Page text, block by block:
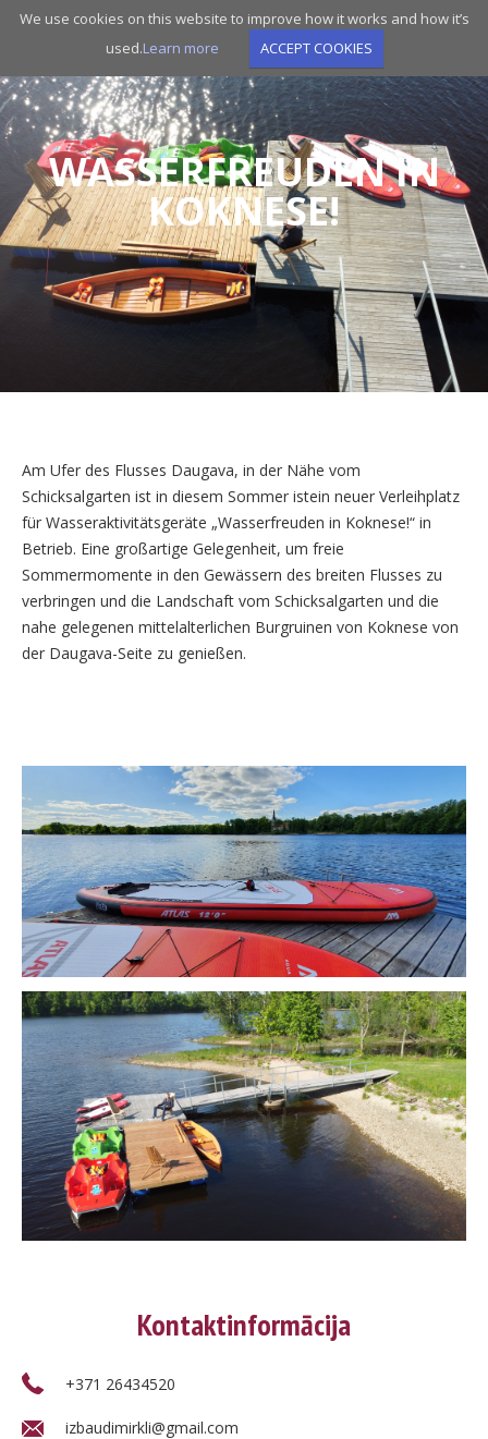
We use cookies on this website to improve how it works and how it’s
used.Learn more ACCEPT COOKIES
Skip
navigation
WASSERFREUDEN IN
KOKNESE!
Am Ufer des Flusses Daugava, in der Nähe vom
Schicksalgarten ist in diesem Sommer istein neuer Verleihplatz
für Wasseraktivitätsgeräte „Wasserfreuden in Koknese!“ in
Betrieb. Eine großartige Gelegenheit, um freie
Sommermomente in den Gewässern des breiten Flusses zu
verbringen und die Landschaft vom Schicksalgarten und die
nahe gelegenen mittelalterlichen Burgruinen von Koknese von
der Daugava-Seite zu genießen.
Kontaktinformācija
+371 26434520
izbaudimirkli@gmail.com